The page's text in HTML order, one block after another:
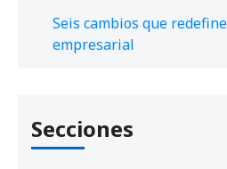
Seis cambios que
empresarial
Secciones